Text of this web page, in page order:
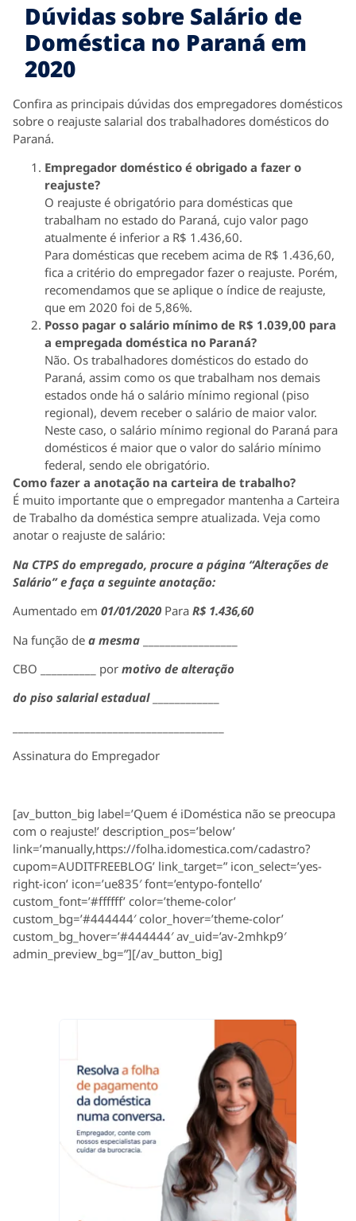
Dúvidas sobre Salário de
Doméstica no Paraná em
2020
Confira as principais dúvidas dos empregadores domésticos
sobre o reajuste salarial dos trabalhadores domésticos do
Paraná.
Empregador doméstico é obrigado a fazer o
reajuste?
O reajuste é obrigatório para domésticas que
trabalham no estado do Paraná, cujo valor pago
atualmente é inferior a R$ 1.436,60.
Para domésticas que recebem acima de R$ 1.436,60,
fica a critério do empregador fazer o reajuste. Porém,
recomendamos que se aplique o índice de reajuste,
que em 2020 foi de 5,86%.
Posso pagar o salário mínimo de R$ 1.039,00 para
a empregada doméstica no Paraná?
Não. Os trabalhadores domésticos do estado do
Paraná, assim como os que trabalham nos demais
estados onde há o salário mínimo regional (piso
regional), devem receber o salário de maior valor.
Neste caso, o salário mínimo regional do Paraná para
domésticos é maior que o valor do salário mínimo
federal, sendo ele obrigatório.
Como fazer a anotação na carteira de trabalho?
É muito importante que o empregador mantenha a Carteira
de Trabalho da doméstica sempre atualizada. Veja como
anotar o reajuste de salário:
Na CTPS do empregado, procure a página “Alterações de
Salário” e faça a seguinte anotação:
Aumentado em 01/01/2020 Para R$ 1.436,60
Na função de a mesma
CBO __________ por motivo de alteração
do piso salarial estadual____________
Assinatura do Empregador
[av_button_big label=’Quem é iDoméstica não se preocupa
com o reajuste!’ description_pos=’below’
link=’manually,https://folha.idomestica.com/cadastro?
cupom=AUDITFREEBLOG’ link_target=” icon_select=’yes-
right-icon’ icon=’ue835′ font=’entypo-fontello’
custom_font=’#ffffff’ color=’theme-color’
custom_bg=’#444444′ color_hover=’theme-color’
custom_bg_hover=’#444444′ av_uid=’av-2mhkp9′
admin_preview_bg=”][/av_button_big]